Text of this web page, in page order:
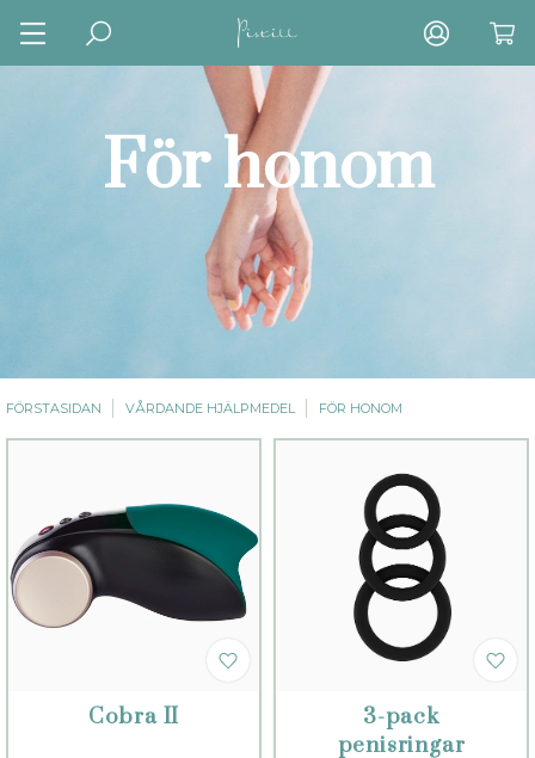
För honom
FÖRSTASIDAN VÅRDANDE HJÄLPMEDEL FÖR HONOM
Cobra II
3-pack
penisringar